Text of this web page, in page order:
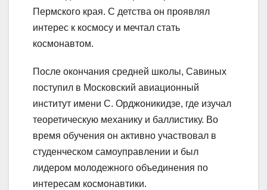
Пермского края. С детства он проявлял
интерес к космосу и мечтал стать
космонавтом.
После окончания средней школы, Савиных
поступил в Московский авиационный
институт имени С. Орджоникидзе, где изучал
теоретическую механику и баллистику. Во
время обучения он активно участвовал в
студенческом самоуправлении и был
лидером молодежного объединения по
интересам космонавтики.